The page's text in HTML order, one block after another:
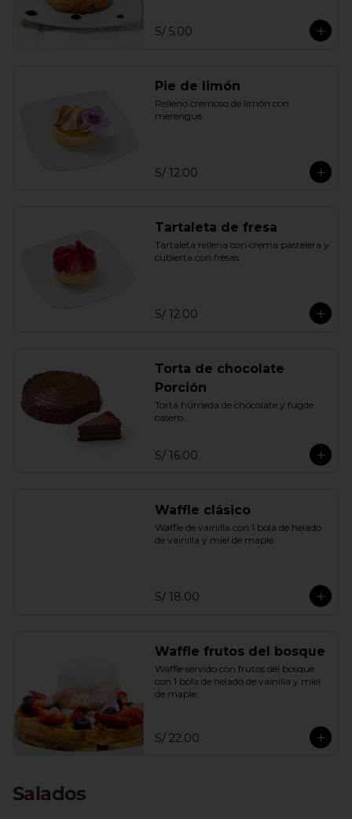
S/ 5.00
Pie de limón
Relleno cremoso de limón con
merengue.
S/ 12.00
Tartaleta de fresa
Tartaleta rellena con crema pastelera y
cubierta con fresas.
S/ 12.00
Torta de chocolate
Porción
Torta húmeda de chocolate y fugde
casero.
S/ 16.00
Waffle clásico
Waffle de vainilla con 1 bola de helado
de vainilla y miel de maple.
S/ 18.00
Waffle frutos del bosque
Waffle servido con frutos del bosque
con 1 bola de helado de vainilla y miel
de maple.
S/ 22.00
Salados